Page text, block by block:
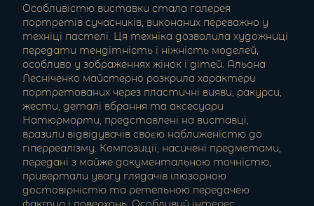
Особливістю виставки стала галерея
портретів сучасників, виконаних переважно у
техніці пастелі. Ця техніка дозволила художниці
передати тендітність і ніжність моделей,
особливо у зображеннях жінок і дітей. Альона
Лесніченко майстерно розкрила характери
портретованих через пластичні вияви, ракурси,
жести, деталі вбрання та аксесуари
Натюрморти, представлені на виставці,
вразили відвідувачів своєю наближеністю до
гіперреалізму. Композиції, насичені предметами,
передані з майже документальною точністю,
привертали увагу глядачів ілюзорною
достовірністю та ретельною передачею